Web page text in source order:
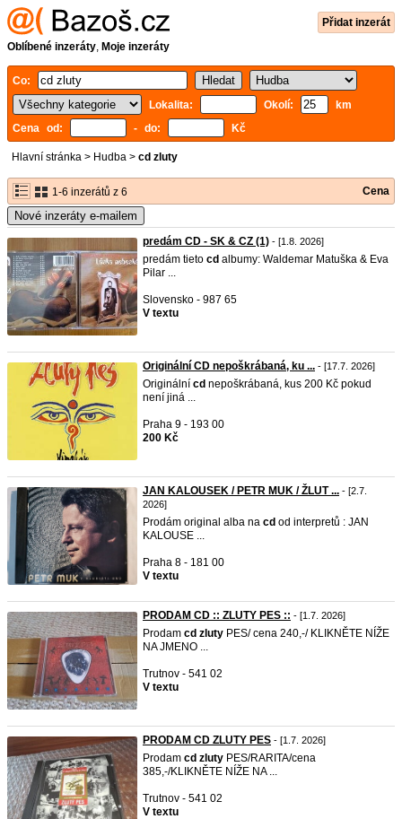
Přidat inzerát
Oblíbené inzeráty, Moje inzeráty
Co:
Lokalita:
Okolí:
km
Cena od:
- do: Kč
Hlavní stránka > Hudba > cd zluty
1-6 inzerátů z 6 Cena
Nové inzeráty e-mailem
predám CD - SK & CZ (1) - [1.8. 2026]
predám tieto cd albumy: Waldemar Matuška & Eva
Pilar ...
Slovensko - 987 65
V textu
Originální CD nepoškrábaná, ku ... - [17.7. 2026]
Originální cd nepoškrábaná, kus 200 Kč pokud
není jiná ...
Praha 9 - 193 00
200 Kč
JAN KALOUSEK / PETR MUK / ŽLUT ... - [2.7.
2026]
Prodám original alba na cd od interpretů : JAN
KALOUSE ...
Praha 8 - 181 00
V textu
PRODAM CD :: ZLUTY PES :: - [1.7. 2026]
Prodam cd zluty PES/ cena 240,-/ KLIKNĚTE NÍŽE
NA JMENO ...
Trutnov - 541 02
V textu
PRODAM CD ZLUTY PES - [1.7. 2026]
Prodam cd zluty PES/RARITA/cena
385,-/KLIKNĚTE NÍŽE NA ...
Trutnov - 541 02
V textu